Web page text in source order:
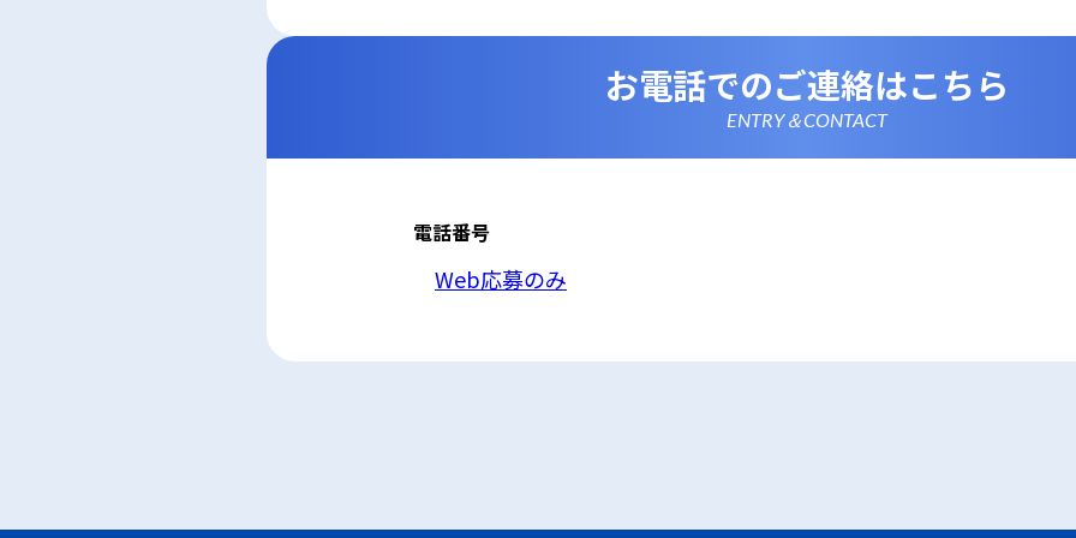
ん、漏えい、滅失及び毀損から保護するため、必要な安全管理措置を講じます
本ウェブサイトでは、一部のコンテンツにおいてCookieを利用しています。
コンテンツへのアクセスに関する情報であり、氏名・メールアドレス・住所・
ません。また、お使いのブラウザ設定からCookieを無効にすることが可能です。
本ウェブサイトでは、Google LLCが提供するアクセス解析ツール「Googleア
せん。この機能はCookieを無効にすることで収集を拒否することが出来ます。
8. プライバシーポリシーの変更
を除いて，応募者等に通知することなく変更することができるものとします。
9. お問い合わせ窓口
お電話でのご連絡はこちら
ENTRY＆CONTACT
電話番号
Web応募のみ